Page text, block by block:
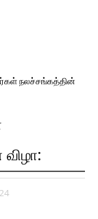
நலச்சங்கத்தின்